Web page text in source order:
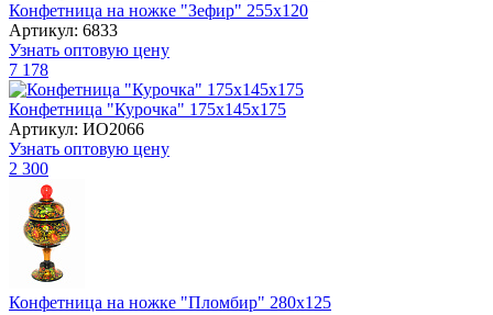
Конфетница на ножке "Зефир" 255х120
Артикул: 6833
Узнать оптовую цену
7 178
Конфетница "Курочка" 175х145х175
Артикул: ИО2066
Узнать оптовую цену
2 300
Конфетница на ножке "Пломбир" 280х125